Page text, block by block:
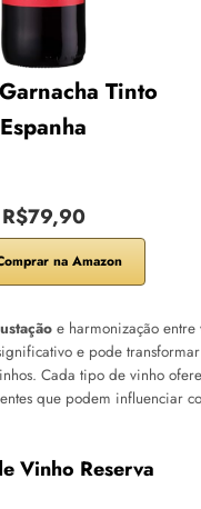
Tinto
Espanha
R$79,90
na Amazon
e harmonização
e pode
Cada tipo de vinho
que podem influenciar
Vinho Reserva